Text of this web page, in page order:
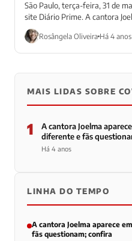
São Paulo, terça-feira, 31 de
site Diário Prime. A cantora
Rosângela Oliveira Há 4 anos
MAIS LIDAS SOBRE
1
A cantora Joelma
diferente e fãs
Há 4 anos
LINHA DO TEMPO
A cantora Joelma aparece
fãs questionam; confira